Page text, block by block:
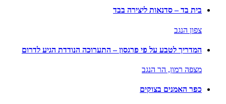
בית בד – סדנאות ליצירה בבד
צפון הנגב
המדריך לטבע על פי פרגסון – התערוכה הנודדת הגיע לדרום
מצפה רמון, הר הנגב
כפר האמנים בצוקים